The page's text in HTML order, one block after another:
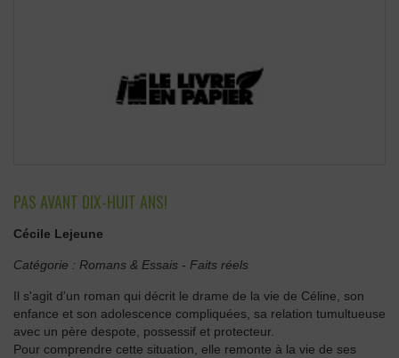
PAS AVANT DIX-HUIT ANS!
Cécile Lejeune
Catégorie : Romans & Essais - Faits réels
Il s'agit d'un roman qui décrit le drame de la vie de Céline, son
enfance et son adolescence compliquées, sa relation tumultueuse
avec un père despote, possessif et protecteur.
Pour comprendre cette situation, elle remonte à la vie de ses